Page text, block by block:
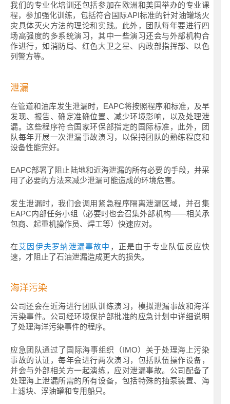
我们的专业化培训还包括参加在欧洲和美国举办的专业课
程，参加强化训练，包括符合国际API标准的针对油罐场火
灾具体灭火方法的理论和实践。此外，团队每年要进行四
场高强度的多系统演习，其中一些演习还会与外部机构合
作进行，如消防局、红色大卫之星、内政部指挥部、以色
列警方等。
泄漏
在管道和油库发生泄漏时，EAPC将按照程序和标准，及早
发现、报告、确定准确位置、减少环境影响，以及处理泄
漏。这些程序符合国家环保部指定的国际标准，此外，团
队每年开展一次泄漏事故演习，以保持团队的熟练程度和
设备性能完好。
EAPC部署了阻止陆地和近海泄漏的所有必要的手段，并采
用了必要的方法来减少泄漏可能造成的环境危害。
发生泄漏时，我们会调用紧急程序隔离泄漏区域，并召集
EAPC内部任务小组（必要时也会召集外部机构——相关承
包商、起重机操作员、焊工等）快速应对。
在艾因伊夫罗纳泄漏事故中 ，正是由于专业队伍反应快
速，才阻止了石油泄漏造成更大的损失。
海洋污染
公司还会在近海进行团队训练演习，模拟泄漏事故和海洋
污染事件。公司经环境保护部批准的应急计划中详细说明
了处理海洋污染事件的程序。
应急团队通过了国际海事组织（IMO）关于处理海上污染
事故的认证，每年会进行两次演习，包括队伍操作设备，
并会与外部相关方一起演练，应对泄漏事故。公司配备了
处理海上泄漏所需的所有设备，包括特殊的抽泵装置、海
上滤块、浮油罐和专用船只。